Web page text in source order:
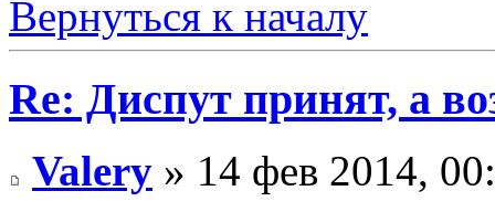
Вернуться к началу
Re: Диспут принят, а
Valery » 14 фев 2014,